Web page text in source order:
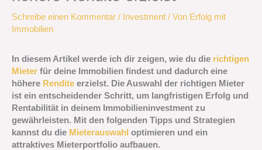
Schreibe einen Kommentar / Investment / Von Erfolg mit
Immobilien
In diesem Artikel werde ich dir zeigen, wie du die richtigen
Mieter für deine Immobilien findest und dadurch eine
höhere Rendite erzielst. Die Auswahl der richtigen Mieter
ist ein entscheidender Schritt, um langfristigen Erfolg und
Rentabilität in deinem Immobilieninvestment zu
gewährleisten. Mit den folgenden Tipps und Strategien
kannst du die Mieterauswahl optimieren und ein
attraktives Mieterportfolio aufbauen.